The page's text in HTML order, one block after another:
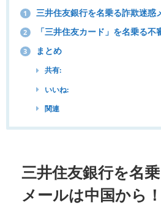
1 三井住友銀行を名乗る詐欺迷惑
2 「三井住友カード」を名乗る不
3 まとめ
共有:
いいね:
関連
三井住友銀行を名
メールは中国から！